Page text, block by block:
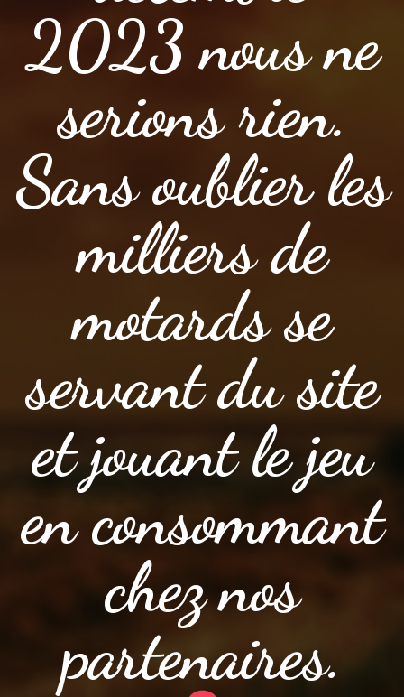
2023 nous ne
serions rien.
Sans oublier les
milliers de
motards se
servant du site
et jouant le jeu
en consommant
chez nos
partenaires.